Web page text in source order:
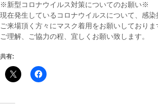
※新型コロナウイルス対策についてのお願い※
現在発生しているコロナウイルスについて、感染
ご来場頂く方々にマスク着用をお願いしておりま
ご理解、ご協力の程、宜しくお願い致します。
共有: